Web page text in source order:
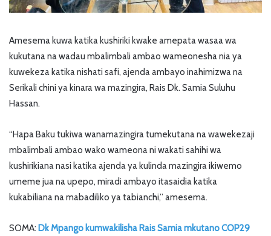
Amesema kuwa katika kushiriki kwake amepata wasaa wa
kukutana na wadau mbalimbali ambao wameonesha nia ya
kuwekeza katika nishati safi, ajenda ambayo inahimizwa na
Serikali chini ya kinara wa mazingira, Rais Dk. Samia Suluhu
Hassan.
“Hapa Baku tukiwa wanamazingira tumekutana na wawekezaji
mbalimbali ambao wako wameona ni wakati sahihi wa
kushirikiana nasi katika ajenda ya kulinda mazingira ikiwemo
umeme jua na upepo, miradi ambayo itasaidia katika
kukabiliana na mabadiliko ya tabianchi,” amesema.
SOMA: Dk Mpango kumwakilisha Rais Samia mkutano COP29